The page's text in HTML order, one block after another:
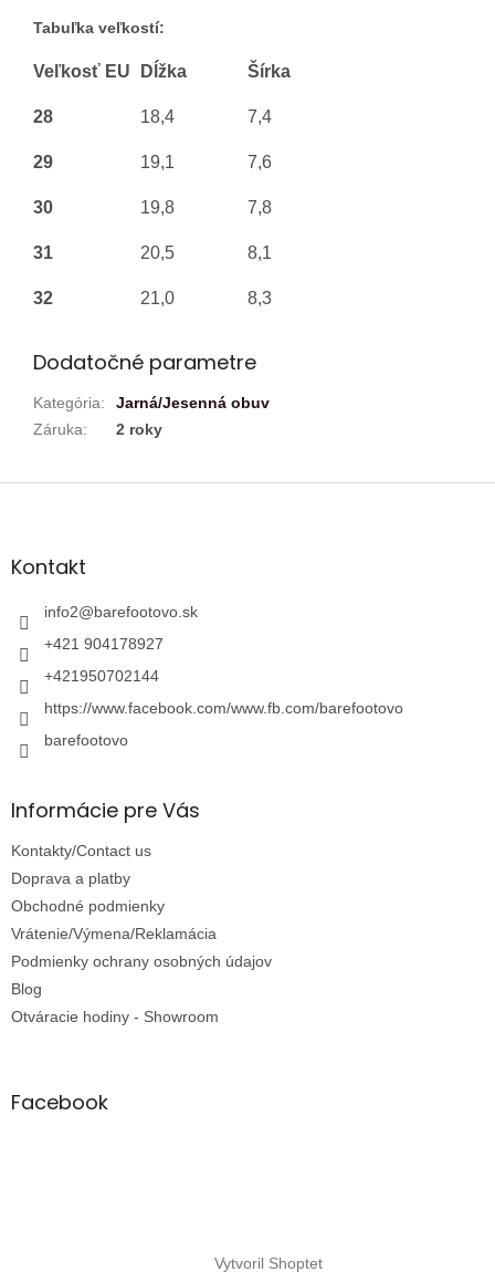
Tabuľka veľkostí:
Veľkosť EU Dĺžka Šírka
28 18,4 7,4
29 19,1 7,6
30 19,8 7,8
31 20,5 8,1
32 21,0 8,3
Dodatočné parametre
Kategória:
Jarná/Jesenná obuv
Záruka: 2 roky
Z
äKontakt
info2@barefootovo.sk
+421 904178927
+421950702144
https://www.facebook.com/www.fb.com/barefootovo
barefootovo
Informácie pre Vás
Kontakty/Contact us
Doprava a platby
Obchodné podmienky
Vrátenie/Výmena/Reklamácia
Podmienky ochrany osobných údajov
Blog
Otváracie hodiny - Showroom
Facebook
Vytvoril Shoptet